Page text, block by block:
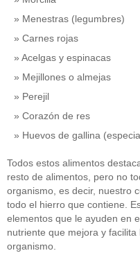
Menestras (legumbres)
Carnes rojas
Acelgas y espinacas
Mejillones o almejas
Perejil
Corazón de res
Huevos de gallina
Todos estos alimentos
resto de alimentos, pero no
organismo, es decir, nuestro
todo el hierro que contiene.
elementos que le ayuden en
nutriente que mejora y
organismo.